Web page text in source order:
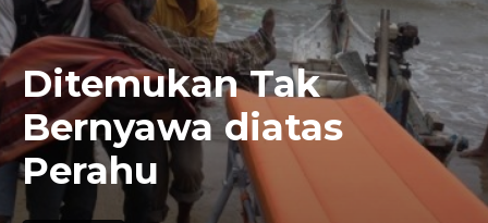
Ditemukan Tak
Bernyawa diatas
Perahu